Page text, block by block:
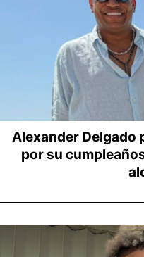
Alexander Delgado
por su